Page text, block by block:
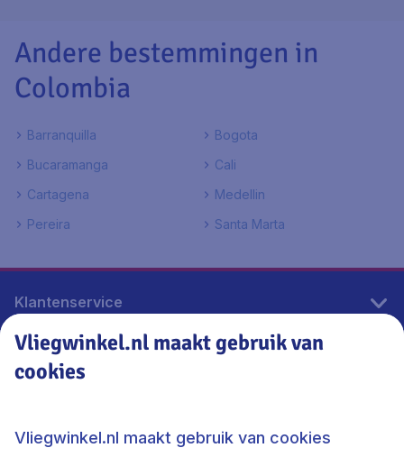
Andere bestemmingen in
Colombia
Barranquilla
Bogota
Bucaramanga
Cali
Cartagena
Medellin
Pereira
Santa Marta
Klantenservice
Vliegwinkel.nl
Thema's
Vliegwinkel.nl maakt gebruik van
cookies
Vliegwinkel.nl maakt gebruik van cookies